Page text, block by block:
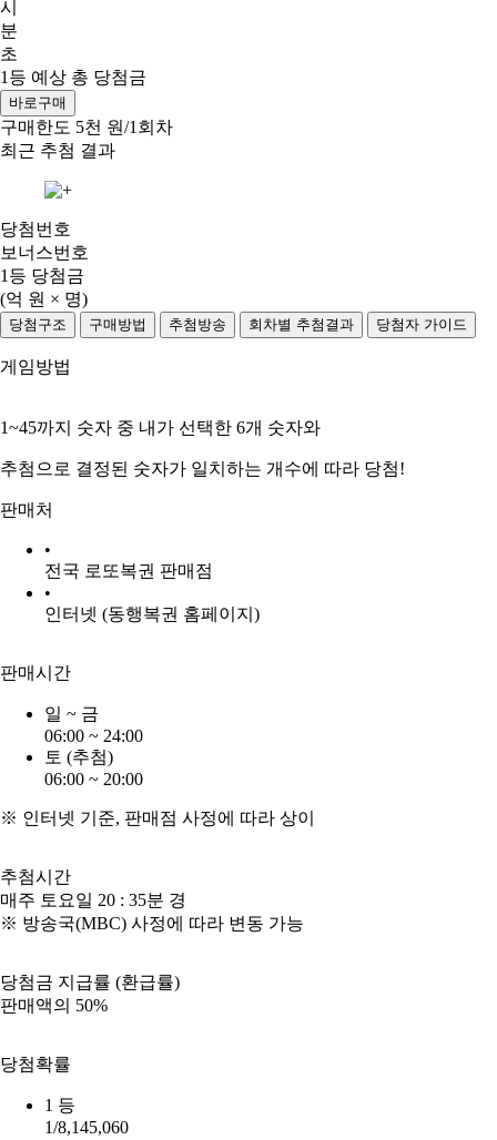
시
분
초
1등 예상 총 당첨금
바로구매
구매한도 5천 원/1회차
최근 추첨 결과
당첨번호
보너스번호
1등 당첨금
(억 원 × 명)
당첨구조 구매방법 추첨방송 회차별 추첨결과 당첨자 가이드
게임방법
1~45까지 숫자 중 내가 선택한 6개 숫자와
추첨으로 결정된 숫자가 일치하는 개수에 따라 당첨!
판매처
•
전국 로또복권 판매점
•
인터넷 (동행복권 홈페이지)
판매시간
일 ~ 금
06:00 ~ 24:00
토 (추첨)
06:00 ~ 20:00
※ 인터넷 기준, 판매점 사정에 따라 상이
추첨시간
매주 토요일 20 : 35분 경
※ 방송국(MBC) 사정에 따라 변동 가능
당첨금 지급률 (환급률)
판매액의 50%
당첨확률
1 등
1/8,145,060